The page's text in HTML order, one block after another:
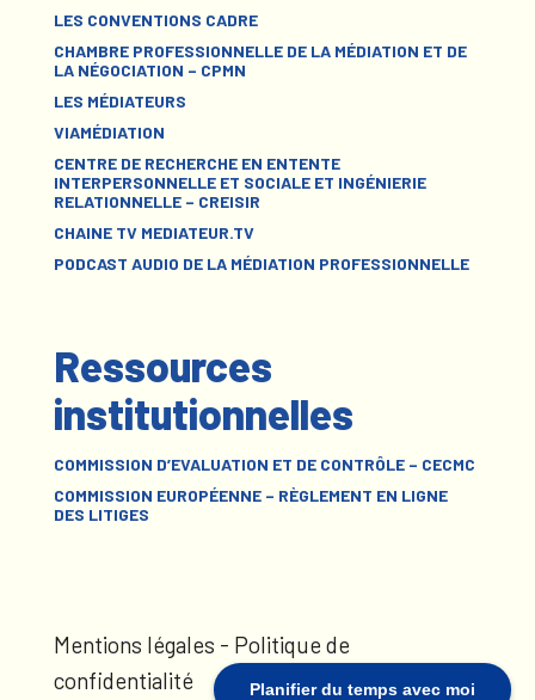
Planifier du temps avec moi
LES CONVENTIONS CADRE
CHAMBRE PROFESSIONNELLE DE LA MÉDIATION ET DE
LA NÉGOCIATION – CPMN
LES MÉDIATEURS
VIAMÉDIATION
CENTRE DE RECHERCHE EN ENTENTE
INTERPERSONNELLE ET SOCIALE ET INGÉNIERIE
RELATIONNELLE – CREISIR
CHAINE TV MEDIATEUR.TV
PODCAST AUDIO DE LA MÉDIATION PROFESSIONNELLE
Ressources
institutionnelles
COMMISSION D’EVALUATION ET DE CONTRÔLE – CECMC
COMMISSION EUROPÉENNE – RÈGLEMENT EN LIGNE
DES LITIGES
Mentions légales - Politique de
confidentialité